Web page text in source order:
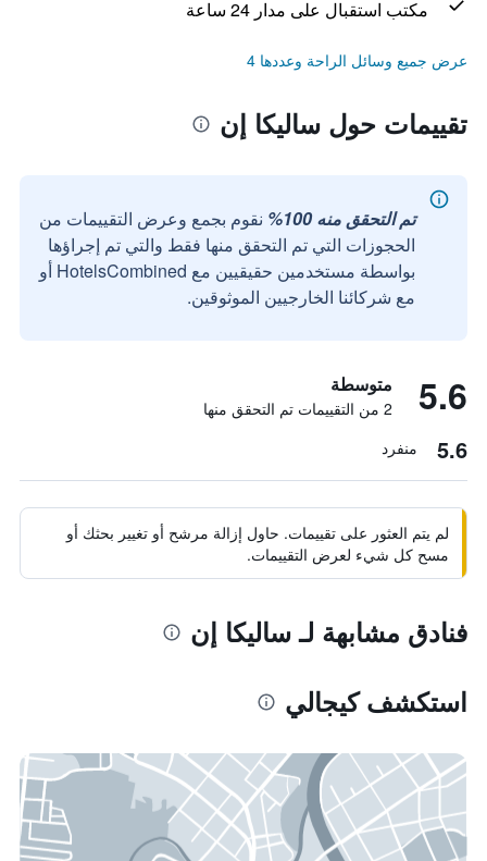
مكتب استقبال على مدار 24 ساعة
عرض جميع وسائل الراحة وعددها 4
تقييمات حول ساليكا إن
تم التحقق منه 100%
نقوم بجمع وعرض التقييمات من
الحجوزات التي تم التحقق منها فقط والتي تم إجراؤها
بواسطة مستخدمين حقيقيين مع HotelsCombined أو
مع شركائنا الخارجيين الموثوقين.
5.6 متوسطة
2 من التقييمات تم التحقق منها
5.6 منفرد
لم يتم العثور على تقييمات. حاول إزالة مرشح أو تغيير بحثك أو
مسح كل شيء لعرض التقييمات.
فنادق مشابهة لـ ساليكا إن
استكشف كيجالي